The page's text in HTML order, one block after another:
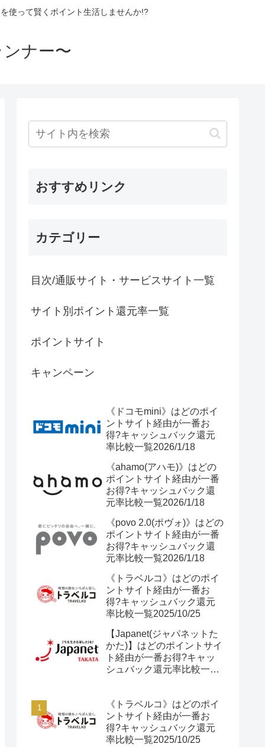
使って賢くポイント生活しませんか!?
ナー〜
おすすめリンク
カテゴリー
目次/通販サイト・サービスサイト一覧
サイト別ポイント還元率一覧
ポイントサイト
キャンペーン
《ドコモmini》はどのポイ
ントサイト経由が一番お
得?キャッシュバック還元
率比較一覧2026/1/18
《ahamo(アハモ)》はどの
ポイントサイト経由が一番
お得?キャッシュバック還
元率比較一覧2026/1/18
《povo 2.0(ポヴォ)》はどの
ポイントサイト経由が一番
お得?キャッシュバック還
元率比較一覧2026/1/18
《トラベルコ》はどのポイ
ントサイト経由が一番お
得?キャッシュバック還元
率比較一覧2025/10/25
【Japanet(ジャパネットた
かた)】はどのポイントサイ
ト経由が一番お得?キャッ
シュバック還元率比較一覧
《トラベルコ》はどのポイ
ントサイト経由が一番お
得?キャッシュバック還元
率比較一覧2025/10/25